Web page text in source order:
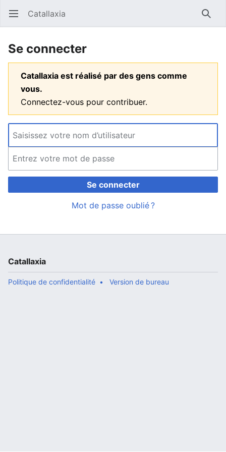
Ouvrir le menu principal Catallaxia
Se connecter
Catallaxia est réalisé par des gens comme
vous.
Connectez-vous pour contribuer.
Se connecter
Mot de passe oublié ?
Catallaxia
Politique de confidentialité Version de bureau